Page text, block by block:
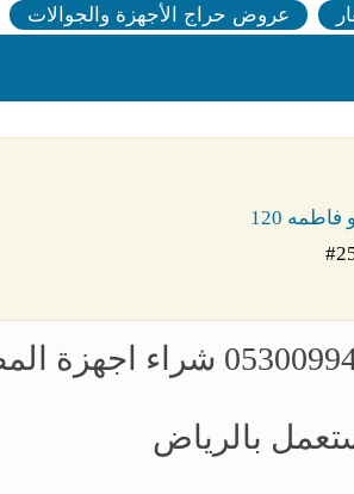
عروض حراج الأجهزة والجوالات
فاطمه 120
شراء مكيفات مستعملة حي ظهره البديعة
بالرياض